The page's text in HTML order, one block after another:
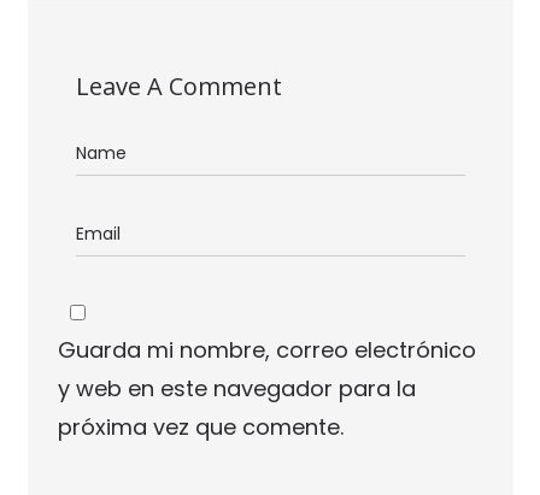
Leave A Comment
Guarda mi nombre, correo electrónico
y web en este navegador para la
próxima vez que comente.